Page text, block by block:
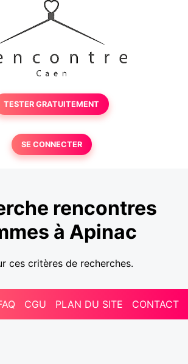
TESTER GRATUITEMENT
SE CONNECTER
rencontres
à Apinac
ces critères de recherches.
CGU PLAN DU SITE CONTACT